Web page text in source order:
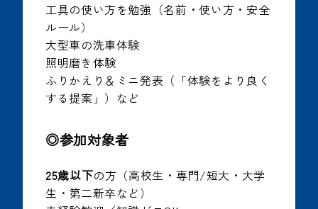
工具の使い方を勉強（名前・使い方・安全
ルール）
大型車の洗車体験
照明磨き体験
ふりかえり＆ミニ発表（「体験をより良く
する提案」）など
◎参加対象者
25歳以下の方（高校生・専門/短大・大学
生・第二新卒など）